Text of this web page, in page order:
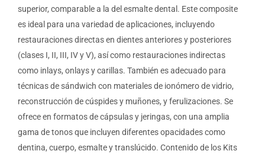
superior, comparable a la del esmalte dental. Este composite
es ideal para una variedad de aplicaciones, incluyendo
restauraciones directas en dientes anteriores y posteriores
(clases I, II, III, IV y V), así como restauraciones indirectas
como inlays, onlays y carillas. También es adecuado para
técnicas de sándwich con materiales de ionómero de vidrio,
reconstrucción de cúspides y muñones, y ferulizaciones. Se
ofrece en formatos de cápsulas y jeringas, con una amplia
gama de tonos que incluyen diferentes opacidades como
dentina, cuerpo, esmalte y translúcido. Contenido de los Kits